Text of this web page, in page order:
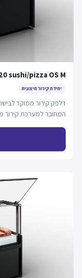
sushi/pizza OS M
יחידת קירור חיצונית
דלפק קירור ממוקד
המחובר למערכת קירור